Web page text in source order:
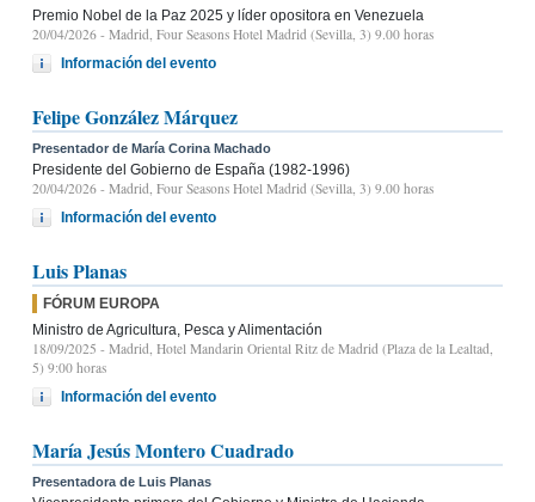
Premio Nobel de la Paz 2025 y líder opositora en Venezuela
20/04/2026 - Madrid, Four Seasons Hotel Madrid (Sevilla, 3) 9.00 horas
Información del evento
Felipe González Márquez
Presentador de María Corina Machado
Presidente del Gobierno de España (1982-1996)
20/04/2026 - Madrid, Four Seasons Hotel Madrid (Sevilla, 3) 9.00 horas
Información del evento
Luis Planas
FÓRUM EUROPA
Ministro de Agricultura, Pesca y Alimentación
18/09/2025 - Madrid, Hotel Mandarin Oriental Ritz de Madrid (Plaza de la Lealtad,
5) 9:00 horas
Información del evento
María Jesús Montero Cuadrado
Presentadora de Luis Planas